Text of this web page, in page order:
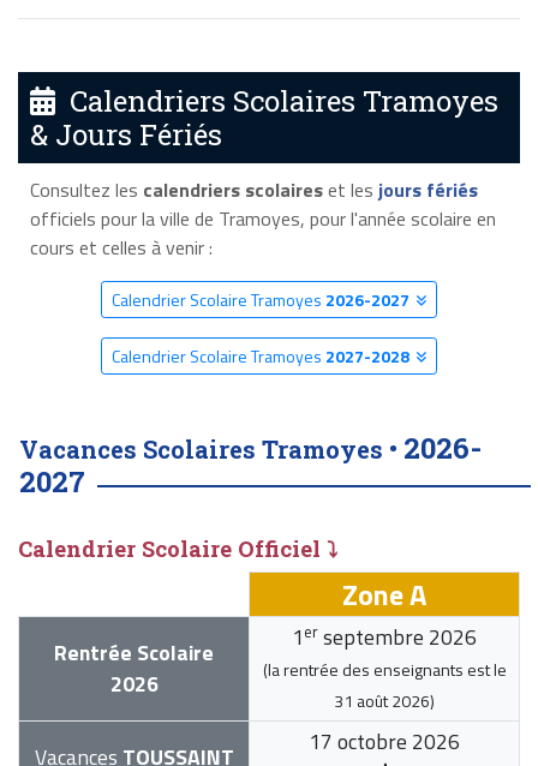
Calendriers Scolaires Tramoyes
& Jours Fériés
Consultez les calendriers scolaireset les jours fériés
officiels pour la ville de Tramoyes, pour l'année scolaire en
cours et celles à venir :
Calendrier Scolaire Tramoyes 2026-2027
Calendrier Scolaire Tramoyes 2027-2028
Vacances Scolaires Tramoyes • 2026-
2027
Calendrier Scolaire Officiel ⤵
Zone A
Rentrée Scolaire
2026
1 er septembre 2026
(la rentrée des enseignants est le
31 août 2026)
Vacances TOUSSAINT 17 octobre 2026